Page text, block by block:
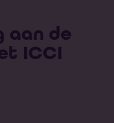
aan de
ICCI